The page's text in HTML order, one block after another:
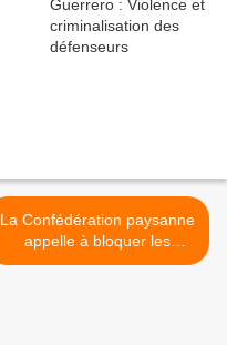
La Confédération paysanne
appelle à bloquer les
centrales d'achat et à cibler